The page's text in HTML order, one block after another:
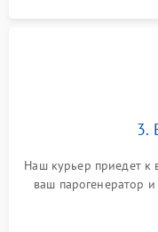
3.
Наш курьер приедет к
ваш парогенератор